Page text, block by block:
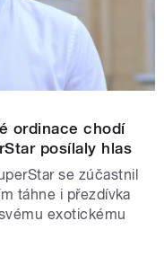
ordinace chodí
posílaly hlas
se zúčastnil
táhne i přezdívka
exotickému